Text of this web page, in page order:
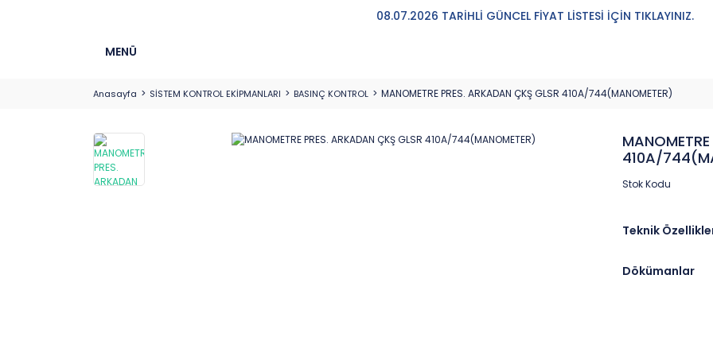
08.07.2026 TARİHLİ GÜNCEL FİYAT LİSTESİ İÇİN TIKLAYINIZ.
MENÜ
Anasayfa SİSTEM KONTROL EKİPMANLARI BASINÇ KONTROL MANOMETRE PRES. ARKADAN ÇKŞ GLSR 410A/744(MANOMETER)
410A/
Stok Kodu
Teknik
Dökümanlar